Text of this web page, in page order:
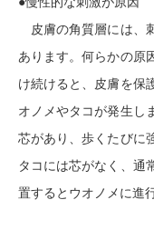
皮膚の角質層には、
あります。何らかの原
け続けると、皮膚を保
オノメやタコが発生し
芯があり、歩くたびに
タコには芯がなく、通
置するとウオノメに進